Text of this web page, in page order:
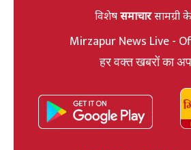
विशेषसमाचारसामग्री
Mirzapur News Live -
हर वक्त खबरों का